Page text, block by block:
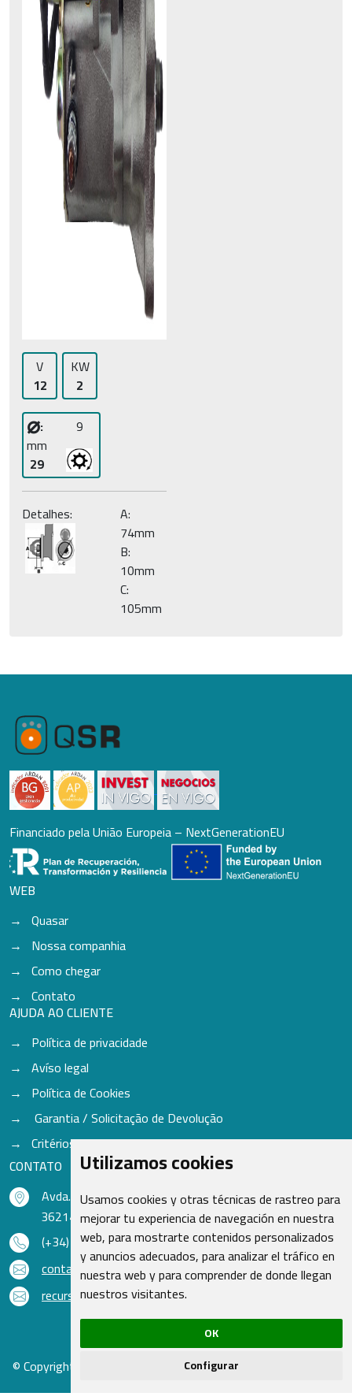
Utilizamos cookies
Usamos cookies y otras técnicas de rastreo para
mejorar tu experiencia de navegación en nuestra
web, para mostrarte contenidos personalizados
y anuncios adecuados, para analizar el tráfico en
nuestra web y para comprender de donde llegan
nuestros visitantes.
OK
Configurar
V
12
KW
2
⌀:
mm
29
9
Detalhes:
A:
74mm
B:
10mm
C:
105mm
Financiado pela União Europeia – NextGenerationEU
WEB
Quasar
Nossa companhia
Como chegar
Contato
AJUDA AO CLIENTE
Política de privacidade
Avíso legal
Política de Cookies
Garantia / Solicitação de Devolução
Critérios para aceitação de Cores
CONTATO
Avda. do Freixo - Sardoma, 13
36214 Vigo - Pontevedra - Espanha
(+34) 986 48 16 33
contacto@qsr.es
recursoshumanos@qsr.es
© Copyright 2026 - Recambios Quasar S.L. | Todos os direitos